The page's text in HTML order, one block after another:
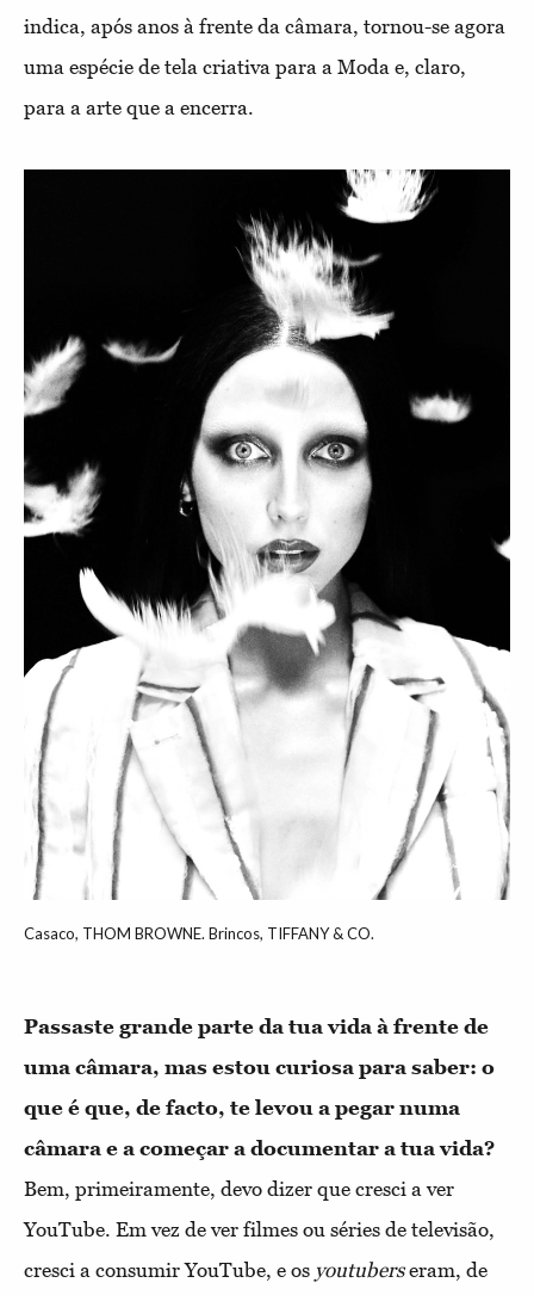
indica, após anos à frente da câmara, tornou-se agora
uma espécie de tela criativa para a Moda e, claro,
para a arte que a encerra.
Casaco, THOM BROWNE. Brincos, TIFFANY & CO.
Passaste grande parte da tua vida à frente de
uma câmara, mas estou curiosa para saber: o
que é que, de facto, te levou a pegar numa
câmara e a começar a documentar a tua vida?
Bem, primeiramente, devo dizer que cresci a ver
YouTube. Em vez de ver filmes ou séries de televisão,
cresci a consumir YouTube, e os youtuberseram, de